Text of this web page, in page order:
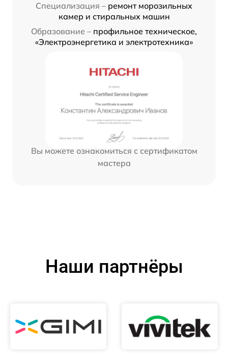
Специализация – ремонт морозильных
камер и стиральных машин
Образование – профильное техническое,
«Электроэнергетика и электротехника»
Вы можете ознакомиться с сертификатом
мастера
Наши партнёры